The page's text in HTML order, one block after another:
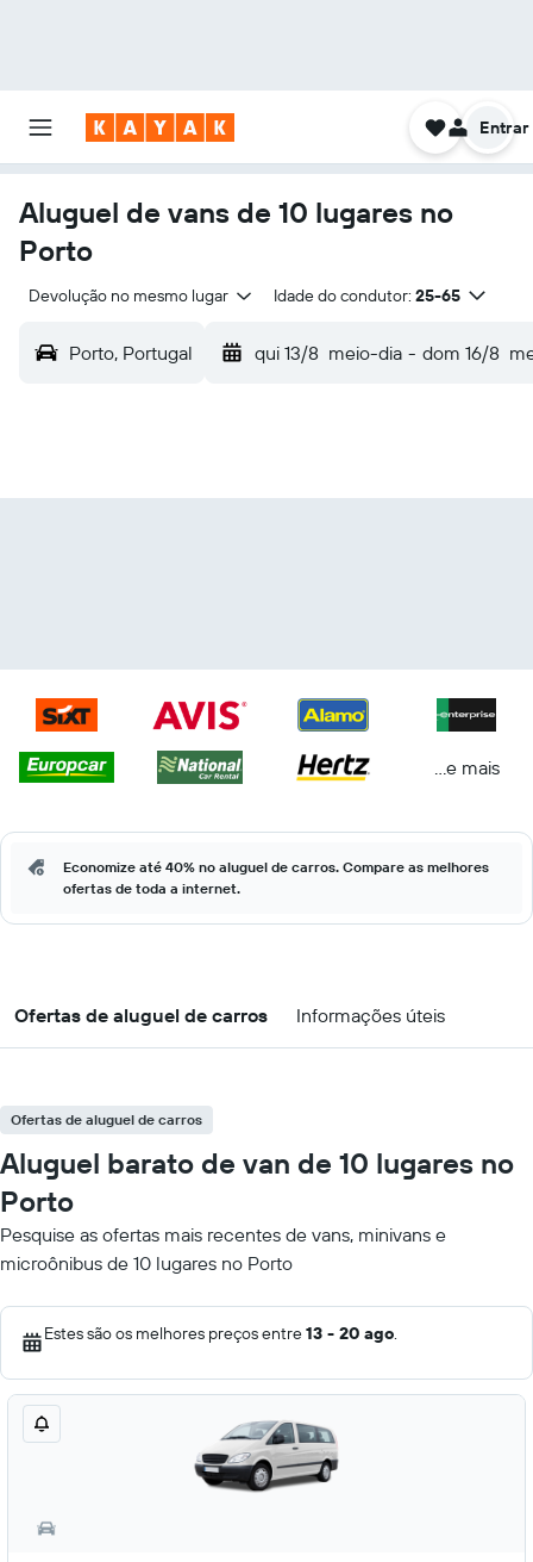
Entrar
Aluguel de vans de 10 lugares no
Porto
Devolução no mesmo lugar Idade do condutor: 25-65
Porto, Portugal qui 13/8 meio-dia - dom 16/8
...e mais
Economize até 40% no aluguel de carros. Compare as melhores
ofertas de toda a internet.
Ofertas de aluguel de carros Informações úteis
Ofertas de aluguel de carros
Aluguel barato de van de 10 lugares no
Porto
Pesquise as ofertas mais recentes de vans, minivans e
microônibus de 10 lugares no Porto
Estes são os melhores preços entre13 - 20 ago.